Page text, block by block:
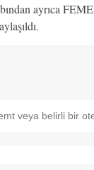
ayrıca